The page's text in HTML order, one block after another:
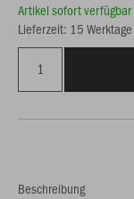
Artikel sofort verfügbar
Lieferzeit: 15 Werktage
Beschreibung